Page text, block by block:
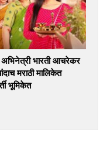
अभिनेत्री भारती आचरेकर
मराठी मालिकेत
भूमिकेत